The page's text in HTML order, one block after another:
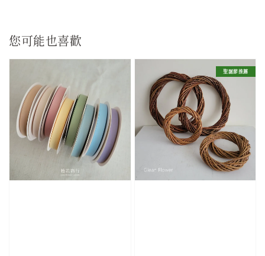
您可能也喜歡
聖誕節推薦